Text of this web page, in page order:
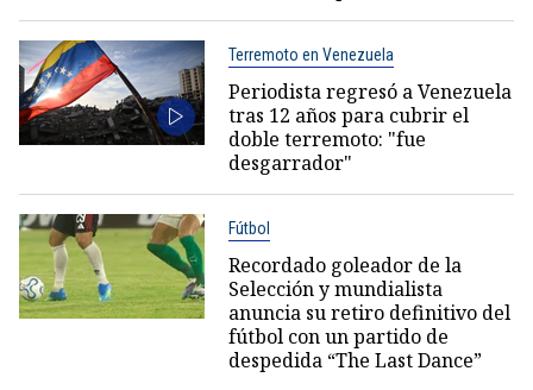
Terremoto en Venezuela
Periodista regresó a Venezuela
tras 12 años para cubrir el
doble terremoto: "fue
desgarrador"
Fútbol
Recordado goleador de la
Selección y mundialista
anuncia su retiro definitivo del
fútbol con un partido de
despedida “The Last Dance”